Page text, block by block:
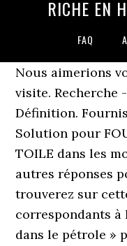
RICHE EN
FAQ
Nous aimerions
visite. Recherche
Définition.
Solution pour
TOILE dans les
autres réponses
trouverez sur
correspondants
dans le pétrole »